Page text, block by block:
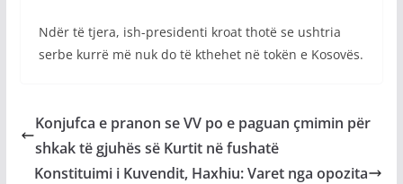
Ndër të tjera, ish-presidenti kroat thotë se ushtria
serbe kurrë më nuk do të kthehet në tokën e Kosovës.
Konjufca e pranon se VV po e paguan çmimin për
shkak të gjuhës së Kurtit në fushatë
Konstituimi i Kuvendit, Haxhiu: Varet nga opozita